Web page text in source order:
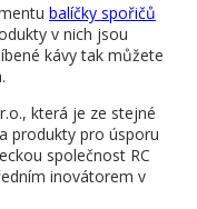
balíčky spořičů
v nich jsou
kávy tak můžete
která je ze stejné
produkty pro úsporu
společnost RC
inovátorem v